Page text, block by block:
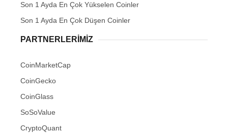
Son 1 Ayda En Çok Yükselen Coinler
Son 1 Ayda En Çok Düşen Coinler
PARTNERLERIMIZ
CoinMarketCap
CoinGecko
CoinGlass
SoSoValue
CryptoQuant